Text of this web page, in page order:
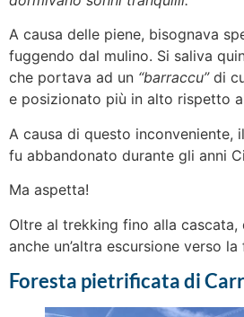
A causa delle piene, bisognava
fuggendo dal mulino. Si saliva
che portava ad un “barraccu”di
e posizionato più in alto rispetto
A causa di questo inconveniente,
fu abbandonato durante gli anni
Ma aspetta!
Oltre al trekking fino alla
anche un’altra escursione verso
Foresta pietrificata di